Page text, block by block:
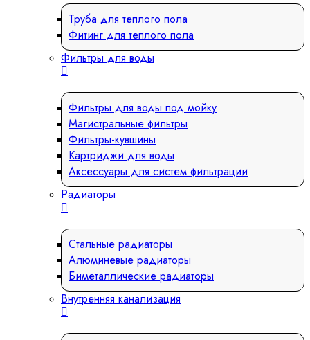
Труба для теплого пола
Фитинг для теплого пола
Фильтры для воды
Фильтры для воды под мойку
Магистральные фильтры
Фильтры-кувшины
Картриджи для воды
Аксессуары для систем фильтрации
Радиаторы
Стальные радиаторы
Алюминевые радиаторы
Биметаллические радиаторы
Внутренняя канализация